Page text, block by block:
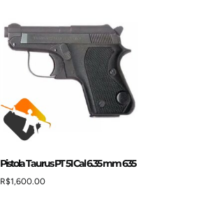
Pistola Taurus PT 51 Cal 6.35 mm 635
R$1,600.00